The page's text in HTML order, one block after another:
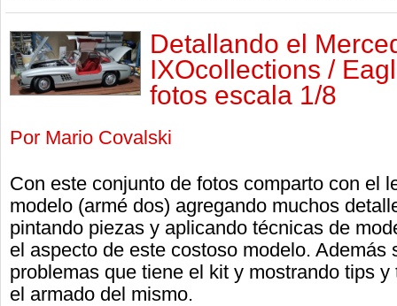
Detallando el
IXOcollections /
fotos escala 1/8
Por Mario Covalski
Con este conjunto de fotos comparto con el
modelo (armé dos) agregando muchos
pintando piezas y aplicando técnicas de
el aspecto de este costoso modelo. Además
problemas que tiene el kit y mostrando tips
el armado del mismo.